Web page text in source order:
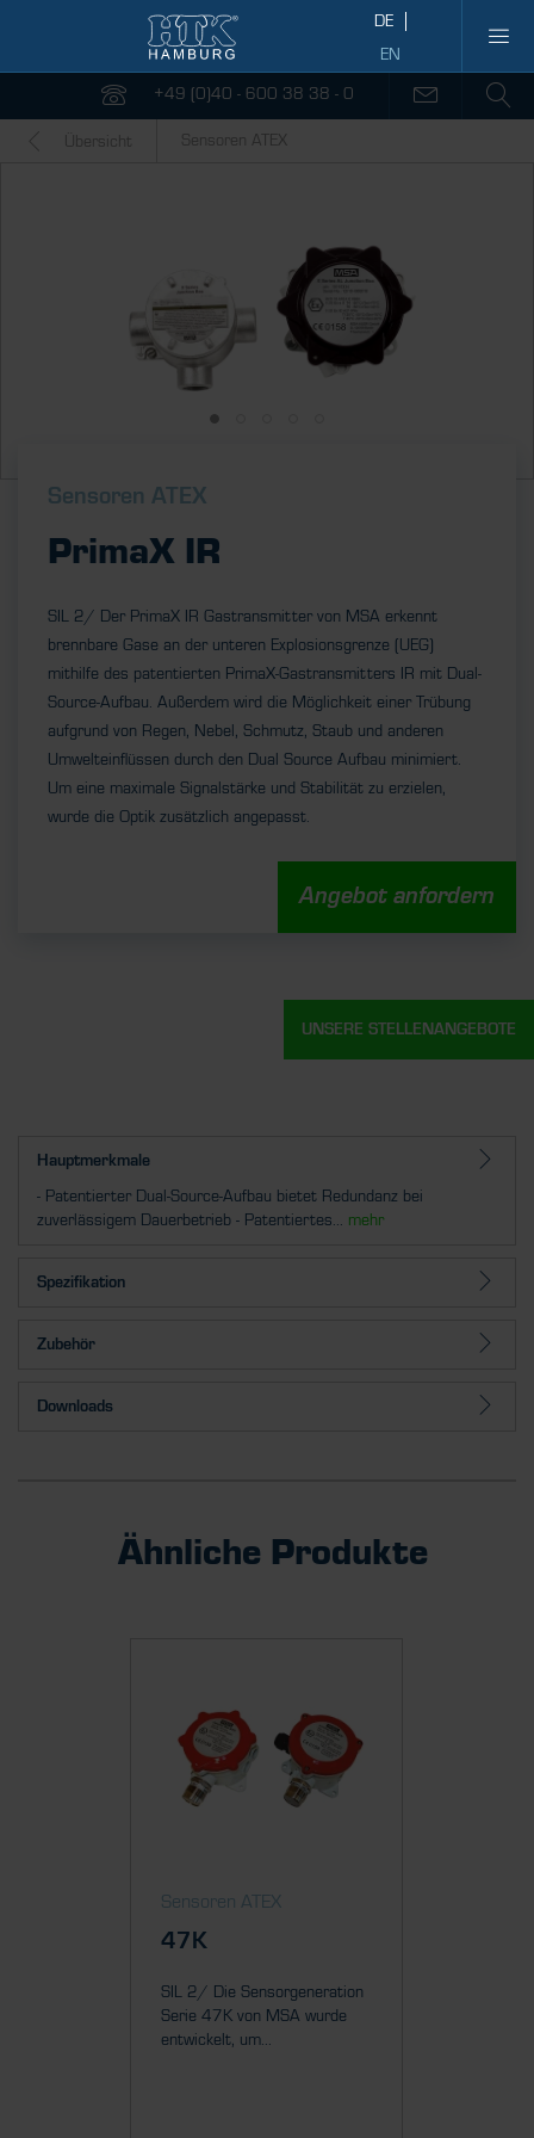
+49 (0)40 - 600 38 38 - 0
Übersicht Sensoren ATEX
Sensoren ATEX
PrimaX IR
SIL 2/ Der PrimaX IR Gastransmitter von MSA erkennt
brennbare Gase an der unteren Explosionsgrenze (UEG)
mithilfe des patentierten PrimaX-Gastransmitters IR mit Dual-
Source-Aufbau. Außerdem wird die Möglichkeit einer Trübung
aufgrund von Regen, Nebel, Schmutz, Staub und anderen
Umwelteinflüssen durch den Dual Source Aufbau minimiert.
Um eine maximale Signalstärke und Stabilität zu erzielen,
wurde die Optik zusätzlich angepasst.
Angebot anfordern
Hauptmerkmale
- Patentierter Dual-Source-Aufbau bietet Redundanz bei
zuverlässigem Dauerbetrieb - Patentiertes... mehr
Spezifikation
Zubehör
Downloads
Ähnliche Produkte
Sensoren ATEX
47K
SIL 2/ Die Sensorgeneration
Serie 47K von MSA wurde
entwickelt, um...
UNSERE STELLENANGEBOTE